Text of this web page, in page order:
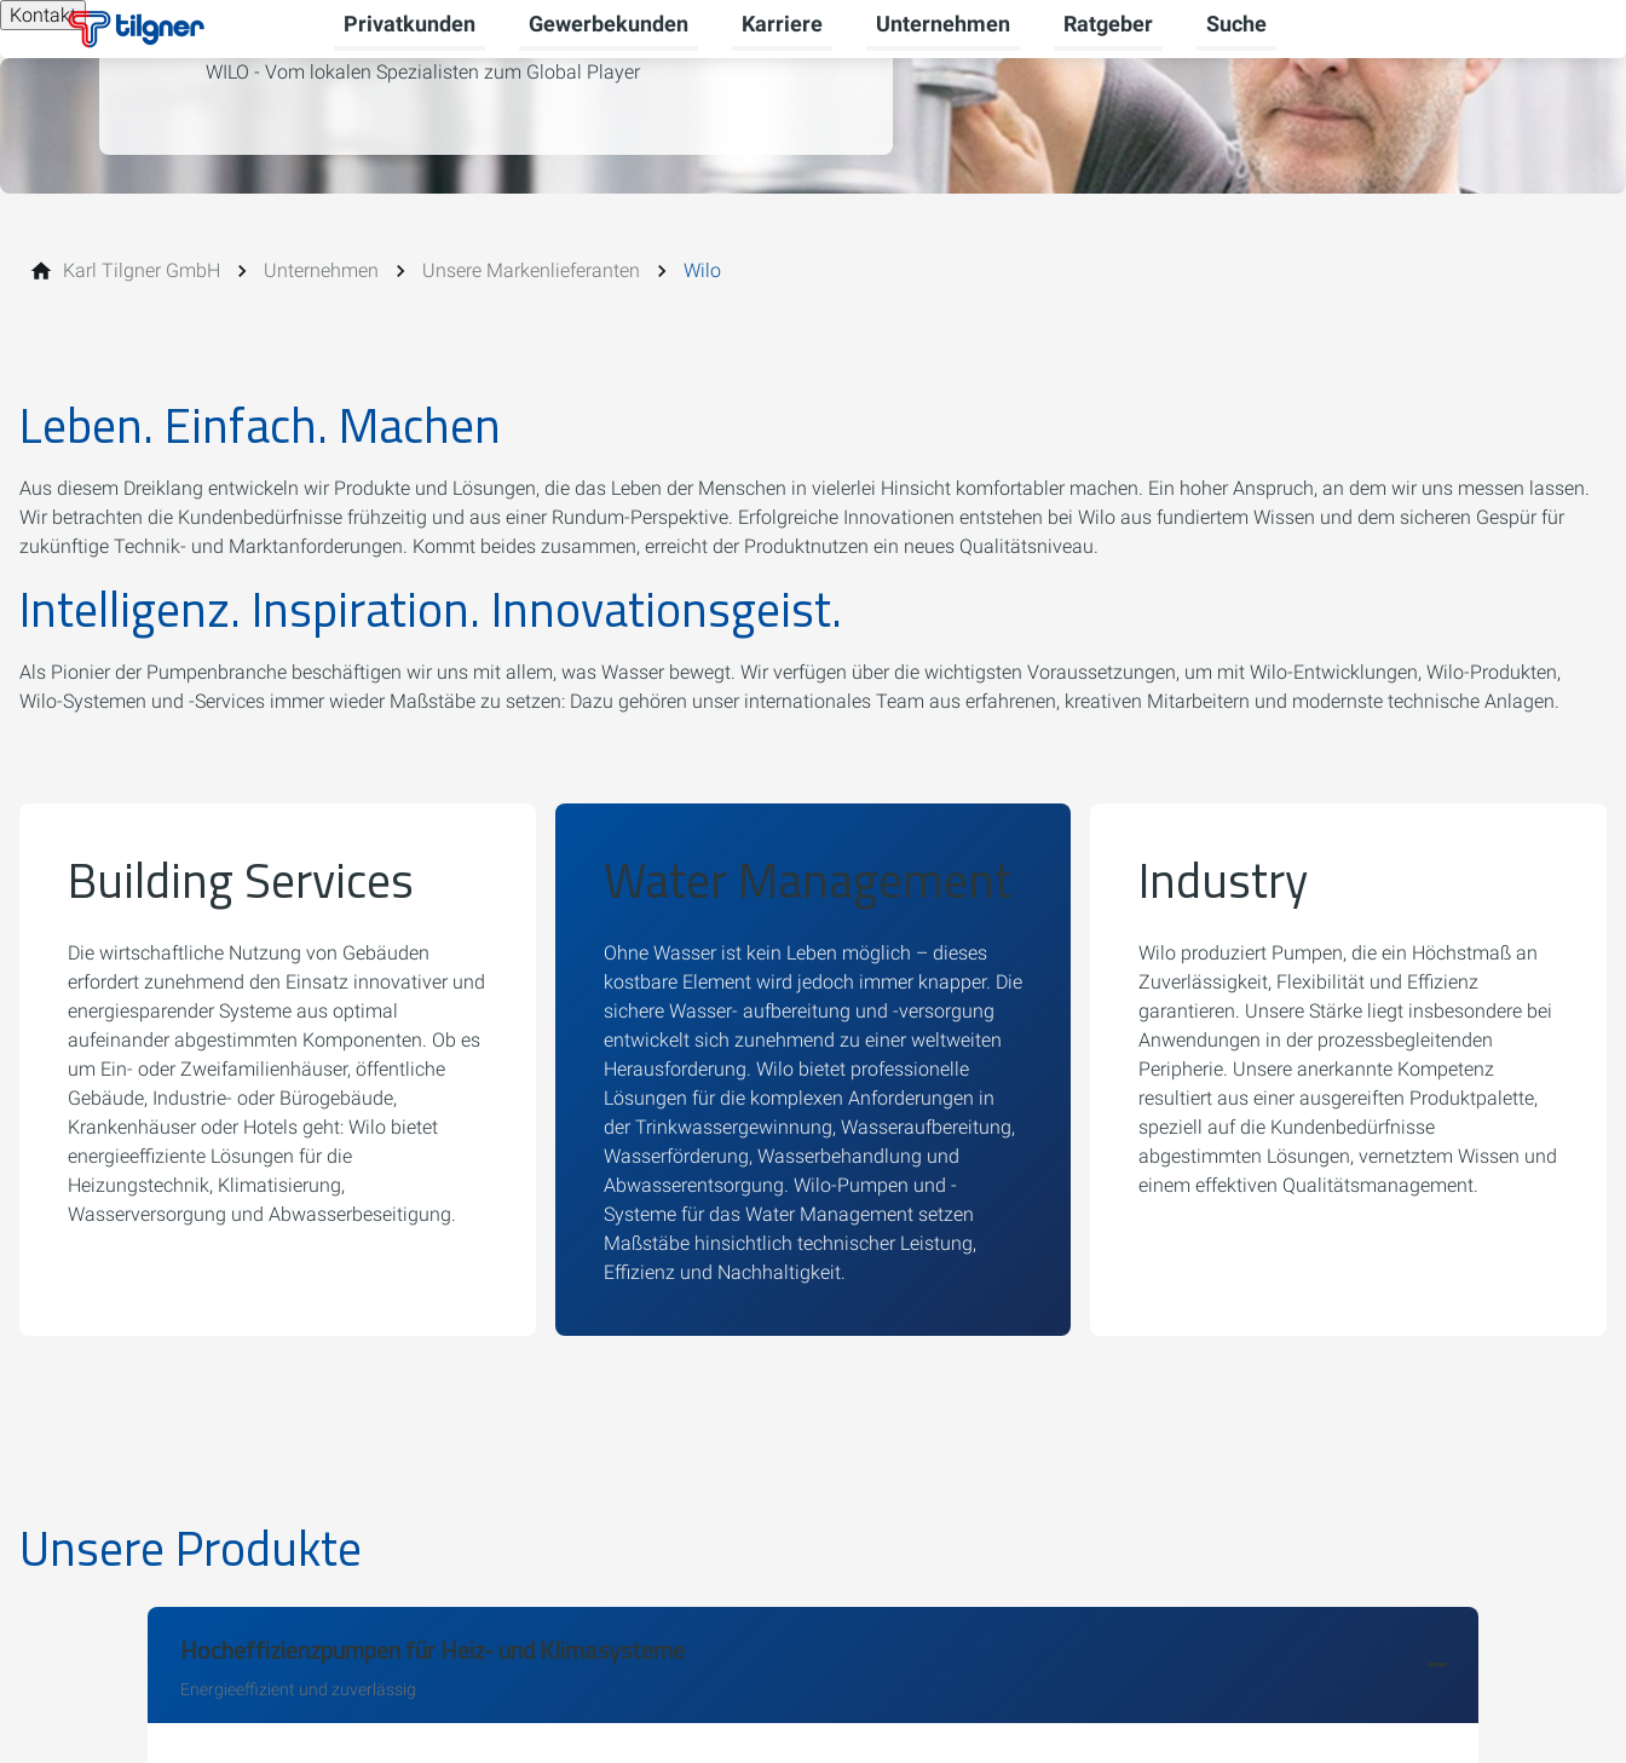
Kontakt Privatkunden
Untermenü für Privatkunden umschalten
Gewerbekunden
Untermenü für Gewerbekunden umschalten
Karriere
Untermenü für Karriere umschalten
Unternehmen
Untermenü für Unternehmen umschalten
Ratgeber
Untermenü für Ratgeber umschalten
Suche
WILO - Vom lokalen Spezialisten zum Global Player
Karl Tilgner GmbH Unternehmen Unsere Markenlieferanten Wilo
Leben. Einfach. Machen
Aus diesem Dreiklang entwickeln wir Produkte und Lösungen, die das Leben der Menschen in vielerlei Hinsicht komfortabler machen. Ein hoher Anspruch, an dem wir uns messen lassen.
Wir betrachten die Kundenbedürfnisse frühzeitig und aus einer Rundum-Perspektive. Erfolgreiche Innovationen entstehen bei Wilo aus fundiertem Wissen und dem sicheren Gespür für
zukünftige Technik- und Marktanforderungen. Kommt beides zusammen, erreicht der Produktnutzen ein neues Qualitätsniveau.
Intelligenz. Inspiration. Innovationsgeist.
Als Pionier der ­Pumpenbranche beschäftigen wir uns mit allem, was Wasser bewegt. Wir verfügen über die wichtigsten Voraussetzungen, um mit Wilo-Entwicklungen, Wilo-Produkten,
Wilo-Systemen und ­-Services immer wieder Maßstäbe zu setzen: Dazu gehören unser internationales Team aus erfahrenen, kreativen Mitarbeitern und modernste technische Anlagen.
Building Services
Die wirtschaftliche Nutzung von Gebäuden
erfordert zunehmend den Einsatz innovativer und
energiesparender Systeme aus optimal
aufeinander abgestimmten Komponenten. Ob es
um Ein- oder Zweifamilienhäuser, öffentliche
Gebäude, Industrie- oder Bürogebäude,
Krankenhäuser oder Hotels geht: Wilo bietet
energieeffiziente Lösungen für die
Heizungstechnik, Klimatisierung,
Wasserversorgung und Abwasserbeseitigung.
Water Management
Ohne Wasser ist kein Leben möglich – dieses
kostbare Element wird jedoch immer knapper. Die
sichere Wasser- aufbereitung und -versorgung
entwickelt sich zunehmend zu einer weltweiten
Herausforderung. Wilo bietet professionelle
Lösungen für die komplexen Anforderungen in
der Trinkwassergewinnung, Wasseraufbereitung,
Wasserförderung, Wasserbehandlung und
Abwasserentsorgung. Wilo-Pumpen und -
Systeme für das Water Management setzen
Maßstäbe hinsichtlich technischer Leistung,
Effizienz und Nachhaltigkeit.
Industry
Wilo produziert Pumpen, die ein Höchstmaß an
Zuverlässigkeit, Flexibilität und Effizienz
garantieren. Unsere Stärke liegt insbesondere bei
Anwendungen in der prozessbegleitenden
Peripherie. Unsere anerkannte Kompetenz
resultiert aus einer ausgereiften Produktpalette,
speziell auf die Kundenbedürfnisse
abgestimmten Lösungen, vernetztem Wissen und
einem effektiven Qualitätsmanagement.
Unsere Produkte
Hocheffizienzpumpen für Heiz- und Klimasysteme
Energieeffizient und zuverlässig